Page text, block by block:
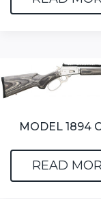
MODEL 1894
READ